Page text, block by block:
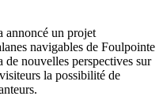
annoncé un projet
navigables de Foulpointe
nouvelles perspectives sur
la possibilité de